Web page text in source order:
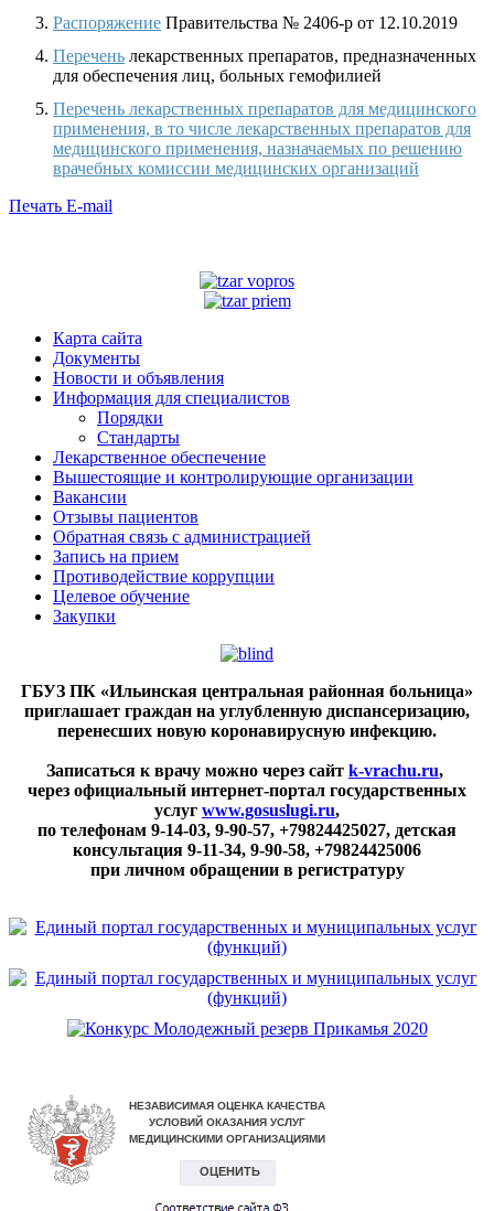
Распоряжение Правительства № 2406-р от 12.10.2019
Перечень лекарственных препаратов, предназначенных
для обеспечения лиц, больных гемофилией
Перечень лекарственных препаратов для медицинского
применения, в то числе лекарственных препаратов для
медицинского применения, назначаемых по решению
врачебных комиссии медицинских организаций
Печать E-mail
Карта сайта
Документы
Новости и объявления
Информация для специалистов
Порядки
Стандарты
Лекарственное обеспечение
Вышестоящие и контролирующие организации
Вакансии
Отзывы пациентов
Обратная связь с администрацией
Запись на прием
Противодействие коррупции
Целевое обучение
Закупки
ГБУЗ ПК «Ильинская центральная районная больница»
приглашает граждан на углубленную диспансеризацию,
перенесших новую коронавирусную инфекцию.
Записаться к врачу можно через сайт k-vrachu.ru,
через официальный интернет-портал государственных
услуг www.gosuslugi.ru,
по телефонам 9-14-03, 9-90-57, +79824425027, детская
консультация 9-11-34, 9-90-58, +79824425006
при личном обращении в регистратуру